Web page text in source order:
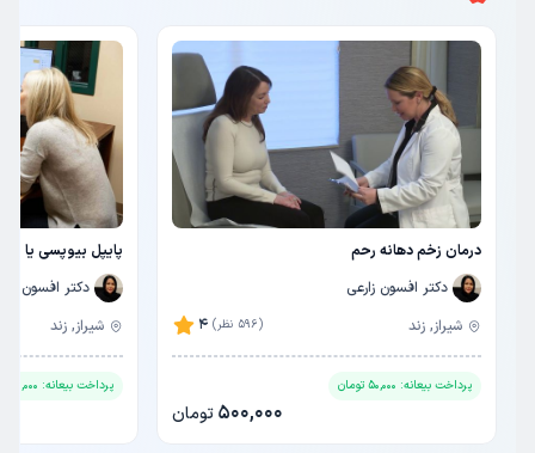
درمان زخم دهانه رحم
دکتر افسون زارعی
4
(596 نظر) شیراز, زند
پرداخت بیعانه: 50,000 تومان
500,000تومان
پایپل بیوپسی یا
دکتر افسون
شیراز, زند
پرداخت بیعانه: 70,000